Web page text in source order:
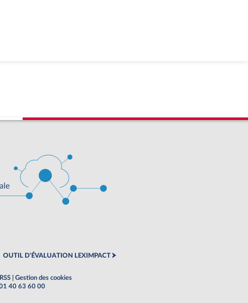
OUTIL D'ÉVALUATION LEXIMPACT
Gestion des cookies
40 63 60 00